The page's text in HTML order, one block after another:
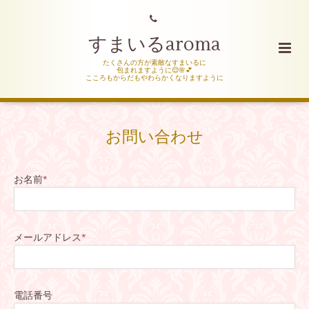
すまいるaroma
たくさんの方が素敵なすまいるに
包まれますように😌🌸💕
こころもからだもやわらかくなりますように
お問い合わせ
お名前*
メールアドレス*
電話番号